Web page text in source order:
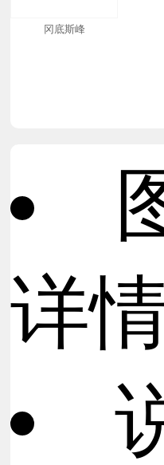
冈底斯峰
详